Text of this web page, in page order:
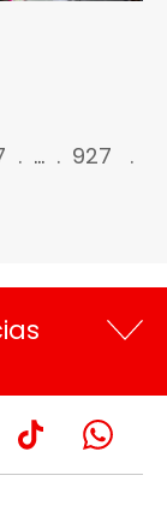
…
927